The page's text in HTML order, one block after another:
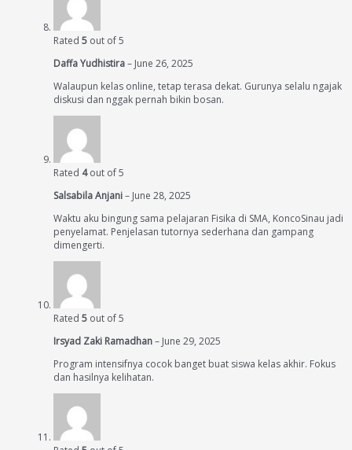
Rated 5 out of 5
Daffa Yudhistira– June 26, 2025
Walaupun kelas online, tetap terasa dekat. Gurunya selalu ngajak
diskusi dan nggak pernah bikin bosan.
Rated 4out of 5
Salsabila Anjani– June 28, 2025
Waktu aku bingung sama pelajaran Fisika di SMA, KoncoSinau jadi
penyelamat. Penjelasan tutornya sederhana dan gampang
dimengerti.
Rated 5 out of 5
Irsyad Zaki Ramadhan– June 29, 2025
Program intensifnya cocok banget buat siswa kelas akhir. Fokus
dan hasilnya kelihatan.